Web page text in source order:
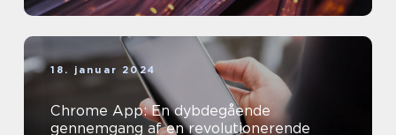
18. januar 2024
Chrome App: En dybdegående
gennemgang af en revolutionerende